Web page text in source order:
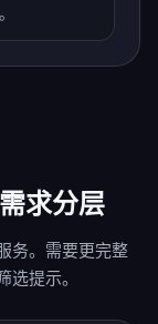
求分层
务。需要更完整
提示。